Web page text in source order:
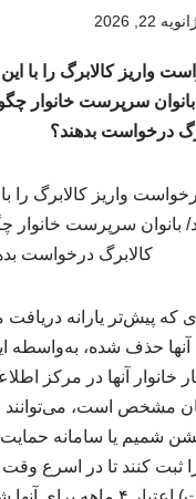
22, 2026
واریز کالابرگ را با
بانوان سرپرست خانوار
درخواست بدهند؟
که پیش‌تر یارانه دریافت
آنها حذف شده، به‌واسطه
خانوار آنها در مرکز
مشخص است، می‌توانند
شمیم یا سامانه